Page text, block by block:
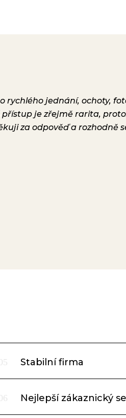
rychlého jednání, ochoty,
přístup je zřejmě rarita,
za odpověď a rozhodně
Stabilní firma
Nejlepší zákaznický